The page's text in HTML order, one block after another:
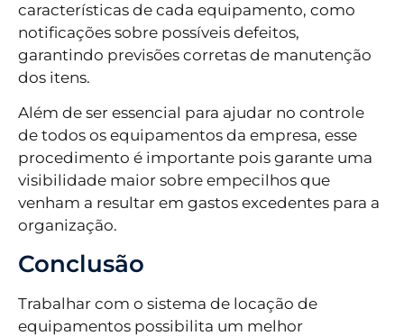
características de cada equipamento, como
notificações sobre possíveis defeitos,
garantindo previsões corretas de manutenção
dos itens.
Além de ser essencial para ajudar no controle
de todos os equipamentos da empresa, esse
procedimento é importante pois garante uma
visibilidade maior sobre empecilhos que
venham a resultar em gastos excedentes para a
organização.
Conclusão
Trabalhar com o sistema de locação de
equipamentos possibilita um melhor